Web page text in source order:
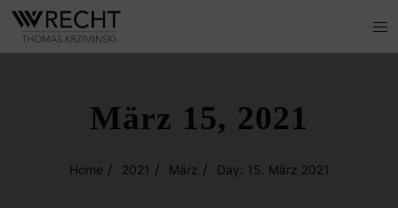
März 15, 2021
Home 2021 März Day: 15. März 2021